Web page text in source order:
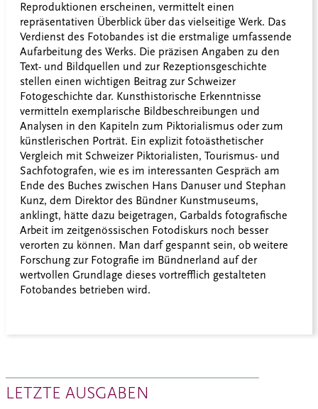
Reproduktionen erscheinen, vermittelt einen
repräsentativen Überblick über das vielseitige Werk. Das
Verdienst des Fotobandes ist die erstmalige umfassende
Aufarbeitung des Werks. Die präzisen Angaben zu den
Text- und Bildquellen und zur Rezeptionsgeschichte
stellen einen wichtigen Beitrag zur Schweizer
Fotogeschichte dar. Kunsthistorische Erkenntnisse
vermitteln exemplarische Bildbeschreibungen und
Analysen in den Kapiteln zum Piktorialismus oder zum
künstlerischen Porträt. Ein explizit fotoästhetischer
Vergleich mit Schweizer Piktorialisten, Tourismus- und
Sachfotografen, wie es im interessanten Gespräch am
Ende des Buches zwischen Hans Danuser und Stephan
Kunz, dem Direktor des Bündner Kunstmuseums,
anklingt, hätte dazu beigetragen, Garbalds fotografische
Arbeit im zeitgenössischen Fotodiskurs noch besser
verorten zu können. Man darf gespannt sein, ob weitere
Forschung zur Fotografie im Bündnerland auf der
wertvollen Grundlage dieses vortrefflich gestalteten
Fotobandes betrieben wird.
LETZTE AUSGABEN